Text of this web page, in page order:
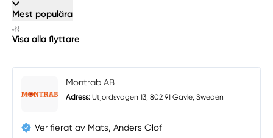
Mest populära
Visa alla flyttare
Montrab AB
Adress: Utjordsvägen 13, 802 91 Gävle, Sweden
Verifierat av Mats, Anders Olof